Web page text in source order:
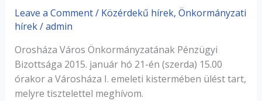
Leave a Comment/ Közérdekű hírek, Önkormányzati
hírek/admin
Orosháza Város Önkormányzatának Pénzügyi
Bizottsága 2015. január hó 21-én (szerda) 15.00
órakor a Városháza I. emeleti kistermében ülést tart,
melyre tisztelettel meghívom.
ülésére